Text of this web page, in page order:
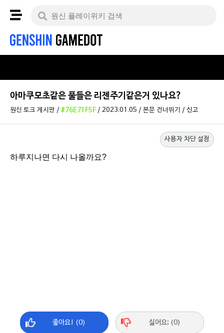
아마쿠모초같은 풀들은 리젠주기같은거 있나요?
원신 토크 게시판 / #76E71F5F / 2023.01.05 / 본문 건너뛰기 / 신고
사용자 차단 설정
하루지나면 다시 나올까요?
좋아요! (0) 싫어요; (0)